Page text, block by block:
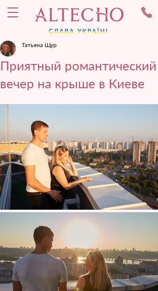
Приятный романтический
вечер на крыше в Киеве
Татьяна Щур